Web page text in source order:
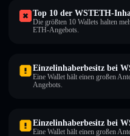
Top 10 der WSTETH-
Die größten 10 Wallets halten
ETH-Angebots.
Einzelinhaberbesitz bei
Eine Wallet hält einen großen
Angebots.
Einzelinhaberbesitz bei
Eine Wallet hält einen großen